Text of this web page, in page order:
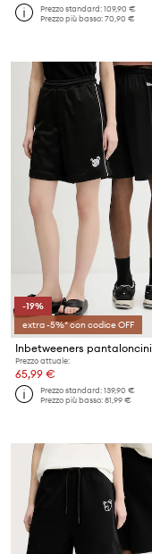
Prezzo standard:109,90 €
Prezzo più basso:70,90 €
-19%
extra -5%* con codice OFF
Inbetweeners pantaloncini
Prezzo attuale:
65,99 €
Prezzo standard:139,90 €
Prezzo più basso:81,99 €